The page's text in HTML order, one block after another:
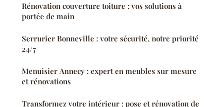
Rénovation couverture toiture : vos solutions à
portée de main
Serrurier Bonneville : votre sécurité, notre priorité
24/7
Menuisier Annecy : expert en meubles sur mesure
et rénovations
Transformez votre intérieur : pose et rénovation de